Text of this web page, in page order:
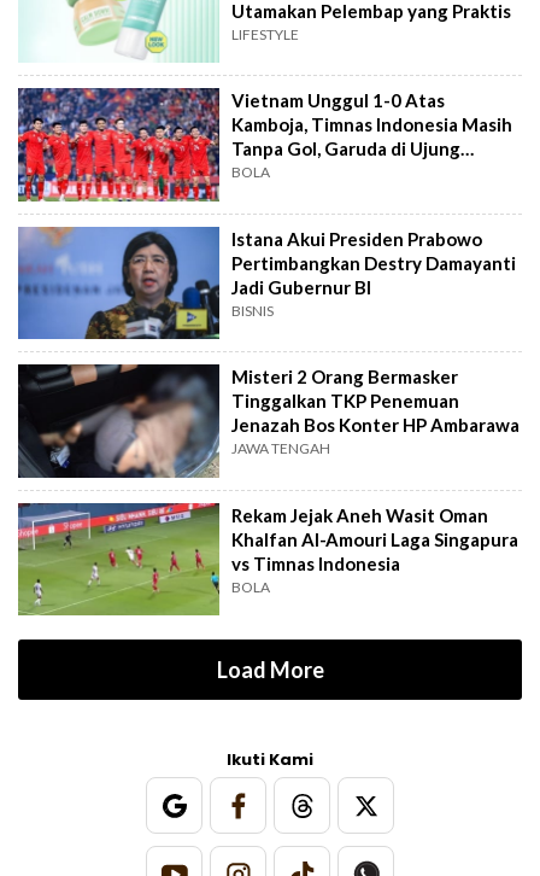
Utamakan Pelembap yang Praktis
LIFESTYLE
Vietnam Unggul 1-0 Atas
Kamboja, Timnas Indonesia Masih
Tanpa Gol, Garuda di Ujung
Tanduk
BOLA
Istana Akui Presiden Prabowo
Pertimbangkan Destry Damayanti
Jadi Gubernur BI
BISNIS
Misteri 2 Orang Bermasker
Tinggalkan TKP Penemuan
Jenazah Bos Konter HP Ambarawa
JAWA TENGAH
Rekam Jejak Aneh Wasit Oman
Khalfan Al-Amouri Laga Singapura
vs Timnas Indonesia
BOLA
Load More
Ikuti Kami